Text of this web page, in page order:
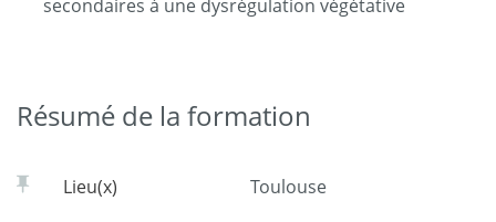
secondaires à une dysrégulation végétative
Résumé de la formation
Lieu(x) Toulouse